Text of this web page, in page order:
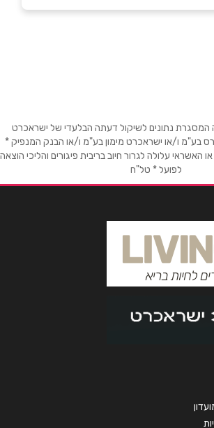
באתר
בקשר ל...
המסגרת נתונים לשיקול דעתה הבלעדי של ישראכרט
בע"מ ו/או ישראכרט מימון בע"מ ו/או הבנק המנפיק *
האשראי עלולה לגרור חיוב בריבית פיגורים והליכי הוצאה
לפועל * טל"ח